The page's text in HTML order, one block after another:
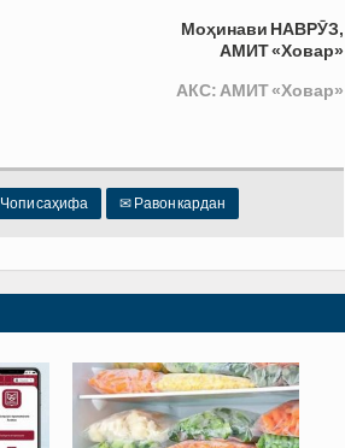
Моҳинави НАВРӮЗ,
АМИТ «Ховар»
АКС: АМИТ «Ховар»
Чопи саҳифа ✉ Равон кардан